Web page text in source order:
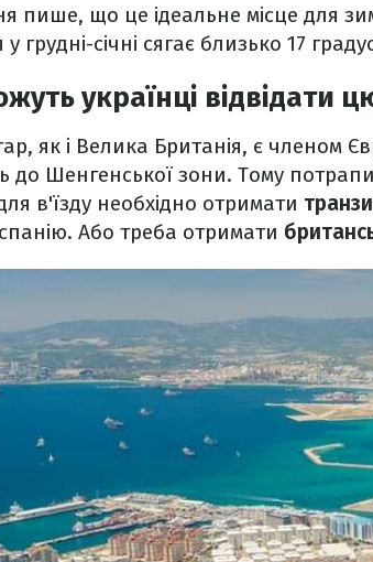
пише, що це ідеальне місце для
у грудні-січні сягає близько 17
українці відвідати
як і Велика Британія, є членом
до Шенгенської зони. Тому
в'їзду необхідно отримати
Або треба отримати